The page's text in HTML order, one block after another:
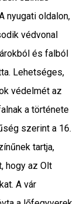
nyugati oldalon,
védvonal
és falból
Lehetséges,
védelmét az
a története
szerint a 16.
tartja,
hogy az Olt
A vár